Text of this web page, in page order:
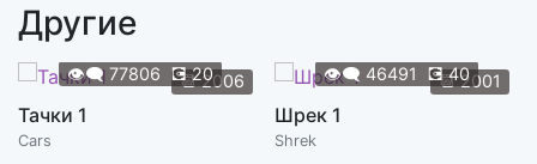
Dot's Rescue
Atta
Другие
📆2006
👁️‍🗨️ 77806 💽20
Тачки 1
Cars
📆2001
👁️‍🗨️ 46491 💽40
Шрек 1
Shrek